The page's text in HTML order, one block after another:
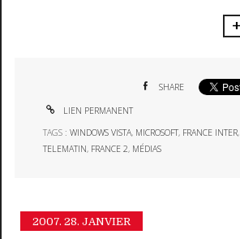
SHARE
LIEN PERMANENT
TAGS :WINDOWS VISTA, MICROSOFT, FRANCE INTER,
TELEMATIN, FRANCE 2, MÉDIAS
2007. 28. JANVIER